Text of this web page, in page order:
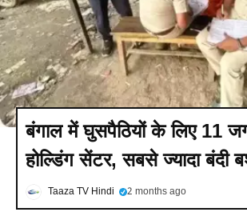
बंगाल में घुसपैठियों के लिए 11
होल्डिंग सेंटर, सबसे ज्यादा बंदी
Taaza TV Hindi 2 months ago